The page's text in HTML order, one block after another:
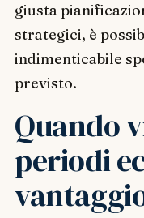
giusta
strategici, è
indimenticabile
previsto.
Quando
periodi